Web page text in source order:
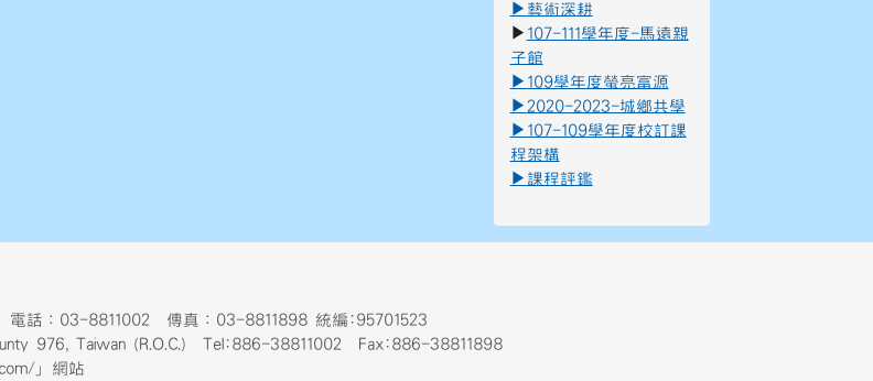
▶ 藝術深耕
▶ 107-111學年度-馬遠親
子館
▶ 109學年度螢亮富源
▶ 2020-2023-城鄉共學
▶ 107-109學年度校訂課
程架構
▶ 課程評鑑
話：03-8811002 傳真：03-8811898 統編:95701523
976, Taiwan (R.O.C.) Tel:886-38811002 Fax:886-38811898
」網站